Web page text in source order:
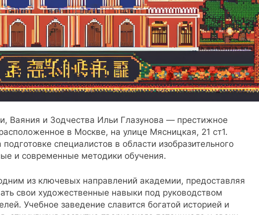
Ваяния и Зодчества Ильи Глазунова — престижное
в Москве, на улице Мясницкая, 21 ст1.
специалистов в области изобразительного
и современные методики обучения.
из ключевых направлений академии, предоставляя
свои художественные навыки под руководством
Учебное заведение славится богатой историей и